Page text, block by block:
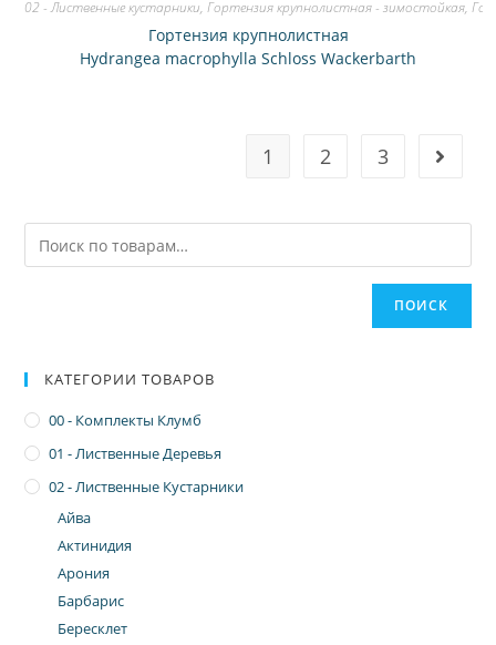
02 - Лиственные кустарники,Гортензия крупнолистная - зимостойкая,
Гортензия крупнолистная
Hydrangea macrophylla Schloss Wackerbarth
1 2 3
ПОИСК
КАТЕГОРИИ ТОВАРОВ
00 - Комплекты Клумб
01 - Лиственные Деревья
02 - Лиственные Кустарники
Айва
Актинидия
Арония
Барбарис
Бересклет